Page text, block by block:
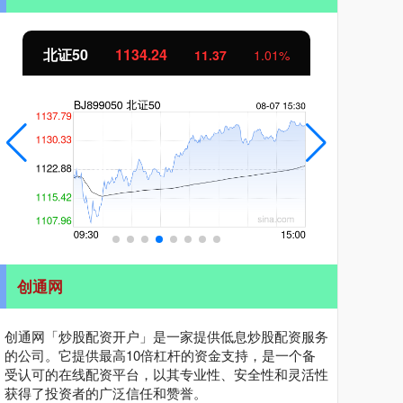
北证50 1134.24 11.37 1.01%
创通网
创通网「炒股配资开户」是一家提供低息炒股配资服务
的公司。它提供最高10倍杠杆的资金支持，是一个备
受认可的在线配资平台，以其专业性、安全性和灵活性
获得了投资者的广泛信任和赞誉。